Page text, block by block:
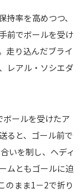
率を高めつつ、
前でボールを受け
走り込んだブライ
レアル・ソシエダ
ールを受けたア
ると、ゴール前で
いを制し、ヘディ
ムともゴールに迫
のまま1－2で折り